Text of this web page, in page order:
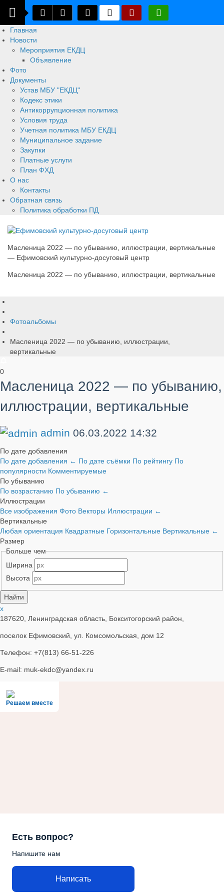
Главная
Новости
Мероприятия ЕКДЦ
Объявление
Фото
Документы
Устав МБУ "ЕКДЦ"
Кодекс этики
Антикоррупционная политика
Условия труда
Учетная политика МБУ ЕКДЦ
Муниципальное задание
Закупки
Платные услуги
План ФХД
О нас
Контакты
Обратная связь
Политика обработки ПД
Масленица 2022 — по убыванию, иллюстрации, вертикальные
— Ефимовский культурно-досуговый центр
Масленица 2022 — по убыванию, иллюстрации, вертикальные
Фотоальбомы
Масленица 2022 — по убыванию, иллюстрации,
вертикальные
0
Масленица 2022 — по убыванию,
иллюстрации, вертикальные
admin 06.03.2022 14:32
По дате добавления
По дате добавления ← По дате съёмки По рейтингу По
популярности Комментируемые
По убыванию
По возрастанию По убыванию ←
Иллюстрации
Все изображения Фото Векторы Иллюстрации ←
Вертикальные
Любая ориентация Квадратные Горизонтальные Вертикальные ←
Размер
Больше чем
Ширина
Высота
x
187620, Ленинградская область, Бокситогорский район,
поселок Ефимовский, ул. Комсомольская, дом 12
Телефон: +7(813) 66-51-226
E-mail: muk-ekdc@yandex.ru
Решаем вместе
Есть вопрос?
Напишите нам
Написать